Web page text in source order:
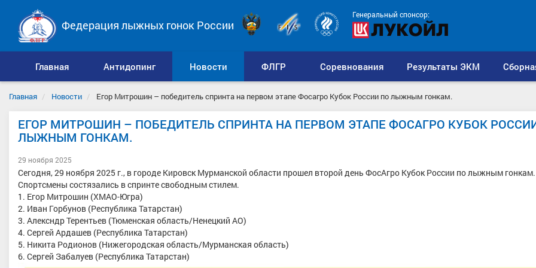
Генеральный спонсор:
Федерация лыжных гонок России
Главная Антидопинг Новости ФЛГР Соревнования Результаты ЭКМ
Главная Новости Егор Митрошин – победитель спринта на первом этапе Фосагро Кубок России по лыжным гонкам.
ЕГОР МИТРОШИН – ПОБЕДИТЕЛЬ СПРИНТА НА ПЕРВОМ ЭТАПЕ ФОСАГРО КУБОК
ЛЫЖНЫМ ГОНКАМ.
29 ноября 2025
Сегодня, 29 ноября 2025 г., в городе Кировск Мурманской области прошел второй день ФосАгро Кубок России по лыжным гонкам.
Спортсмены состязались в спринте свободным стилем.
1. Егор Митрошин (ХМАО-Югра)
2. Иван Горбунов (Республика Татарстан)
3. Алексндр Терентьев (Тюменская область/Ненецкий АО)
4. Сергей Ардашев (Республика Татарстан)
5. Никита Родионов (Нижегородская область/Мурманская область)
6. Сергей Забалуев (Республика Татарстан)